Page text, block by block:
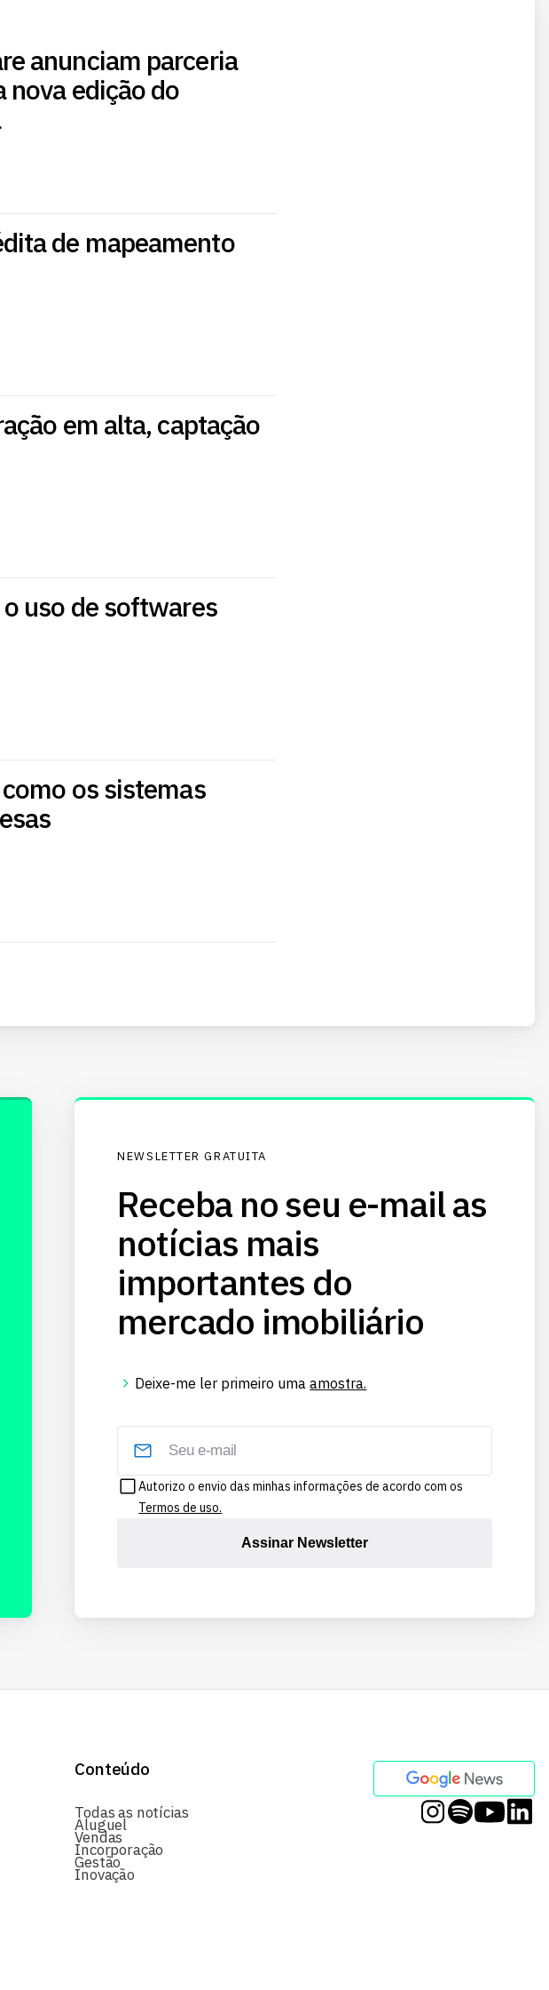
anunciam parceria
nova edição do
de mapeamento
em alta, captação
uso de softwares
os sistemas
NEWSLETTER GRATUITA
Receba no seu e-mail as
notícias mais
importantes do
mercado imobiliário
Deixe-me ler primeiro umaamostra.
Autorizo o envio das minhas informações de acordo com os
Termos de uso.
Assinar Newsletter
Conteúdo
Todas as notícias
Aluguel
Vendas
Incorporação
Gestão
Inovação